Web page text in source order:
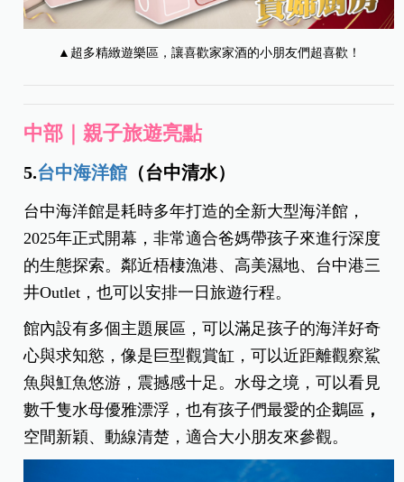
▲超多精緻遊樂區，讓喜歡家家酒的小朋友們超喜歡！
中部｜親子旅遊亮點
5.台中海洋館 （台中清水）
台中海洋館是耗時多年打造的全新大型海洋館，
2025年正式開幕，非常適合爸媽帶孩子來進行深度
的生態探索。鄰近梧棲漁港、高美濕地、台中港三
井Outlet，也可以安排一日旅遊行程。
館內設有多個主題展區，可以滿足孩子的海洋好奇
心與求知慾，像是巨型觀賞缸，可以近距離觀察鯊
魚與魟魚悠游，震撼感十足。水母之境，可以看見
數千隻水母優雅漂浮，也有孩子們最愛的企鵝區 ，
空間新穎、動線清楚，適合大小朋友來參觀。